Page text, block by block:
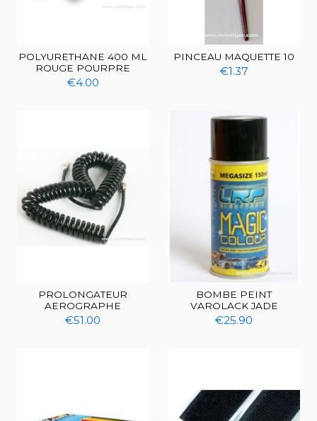
POLYURETHANE 400 ML
ROUGE POURPRE
€4.00
PINCEAU MAQUETTE 10
€1.37
PROLONGATEUR
AEROGRAPHE
€51.00
BOMBE PEINT
VAROLACK JADE
€25.90